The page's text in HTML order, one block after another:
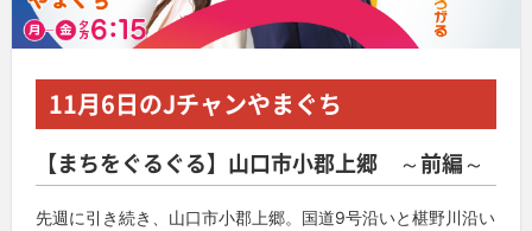
11月6日のJチャンやまぐち
【まちをぐるぐる】山口市小郡上郷 ～前編～
先週に引き続き、山口市小郡上郷。国道9号沿いと椹野川沿い